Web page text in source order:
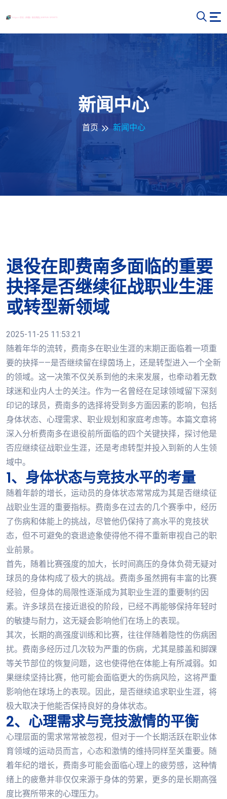
新闻中心
首页 新闻中心
退役在即费南多面临的重要
抉择是否继续征战职业生涯
或转型新领域
2025-11-25 11:53:21
随着年华的流转，费南多在职业生涯的末期正面临着一项重
要的抉择——是否继续留在绿茵场上，还是转型进入一个全新
的领域。这一决策不仅关系到他的未来发展，也牵动着无数
球迷和业内人士的关注。作为一名曾经在足球领域留下深刻
印记的球员，费南多的选择将受到多方面因素的影响，包括
身体状态、心理需求、职业规划和家庭考虑等。本篇文章将
深入分析费南多在退役前所面临的四个关键抉择，探讨他是
否应继续征战职业生涯，还是考虑转型并投入到新的人生领
域中。
1、身体状态与竞技水平的考量
随着年龄的增长，运动员的身体状态常常成为其是否继续征
战职业生涯的重要指标。费南多在过去的几个赛季中，经历
了伤病和体能上的挑战，尽管他仍保持了高水平的竞技状
态，但不可避免的衰退迹象使得他不得不重新审视自己的职
业前景。
首先，随着比赛强度的加大，长时间高压的身体负荷无疑对
球员的身体构成了极大的挑战。费南多虽然拥有丰富的比赛
经验，但身体的局限性逐渐成为其职业生涯的重要制约因
素。许多球员在接近退役的阶段，已经不再能够保持年轻时
的敏捷与耐力，这无疑会影响他们在场上的表现。
其次，长期的高强度训练和比赛，往往伴随着隐性的伤病困
扰。费南多经历过几次较为严重的伤病，尤其是膝盖和脚踝
等关节部位的恢复问题，这也使得他在体能上有所减弱。如
果继续坚持比赛，他可能会面临更大的伤病风险，这将严重
影响他在球场上的表现。因此，是否继续追求职业生涯，将
极大取决于他能否保持良好的身体状态。
2、心理需求与竞技激情的平衡
心理层面的需求常常被忽视，但对于一个长期活跃在职业体
育领域的运动员而言，心态和激情的维持同样至关重要。随
着年纪的增长，费南多可能会面临心理上的疲劳感，这种情
绪上的疲惫并非仅仅来源于身体的劳累，更多的是长期高强
度比赛所带来的心理压力。